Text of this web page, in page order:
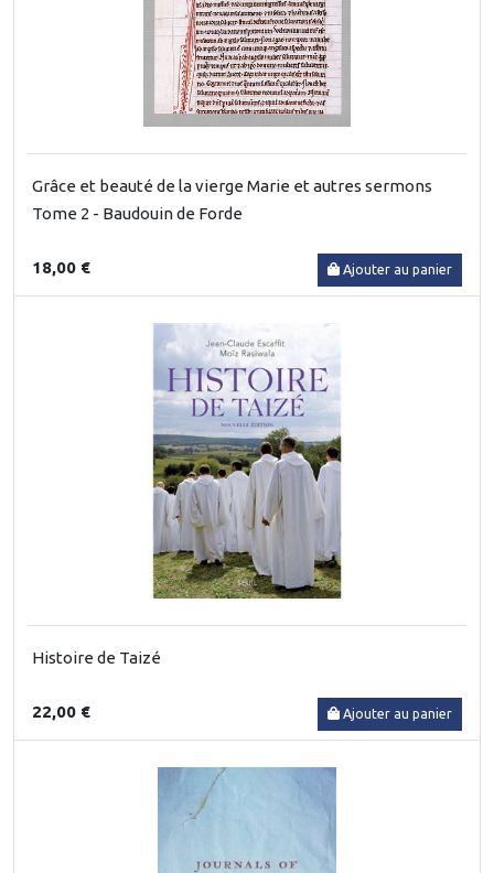
Grâce et beauté de la vierge Marie et autres sermons
Tome 2 - Baudouin de Forde
18,00 € Ajouter au panier
Histoire de Taizé
22,00 € Ajouter au panier